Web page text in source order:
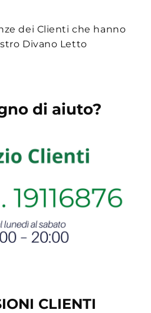
dei Clienti che hanno
Divano Letto
di aiuto?
CLIENTI